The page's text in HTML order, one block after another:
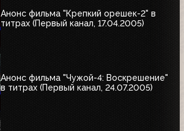
Анонс фильма "Крепкий орешек-2" в
титрах (Первый канал, 17.04.2005)
Анонс фильма "Чужой-4: Воскрешение"
в титрах (Первый канал, 24.07.2005)